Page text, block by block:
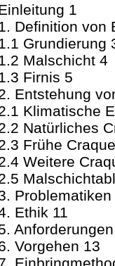
1
Definition von
Grundierung
Malschicht 4
Firnis 5
Entstehung
Klimatische
Natürliches
Frühe
Weitere
Ethik 11
Vorgehen 13